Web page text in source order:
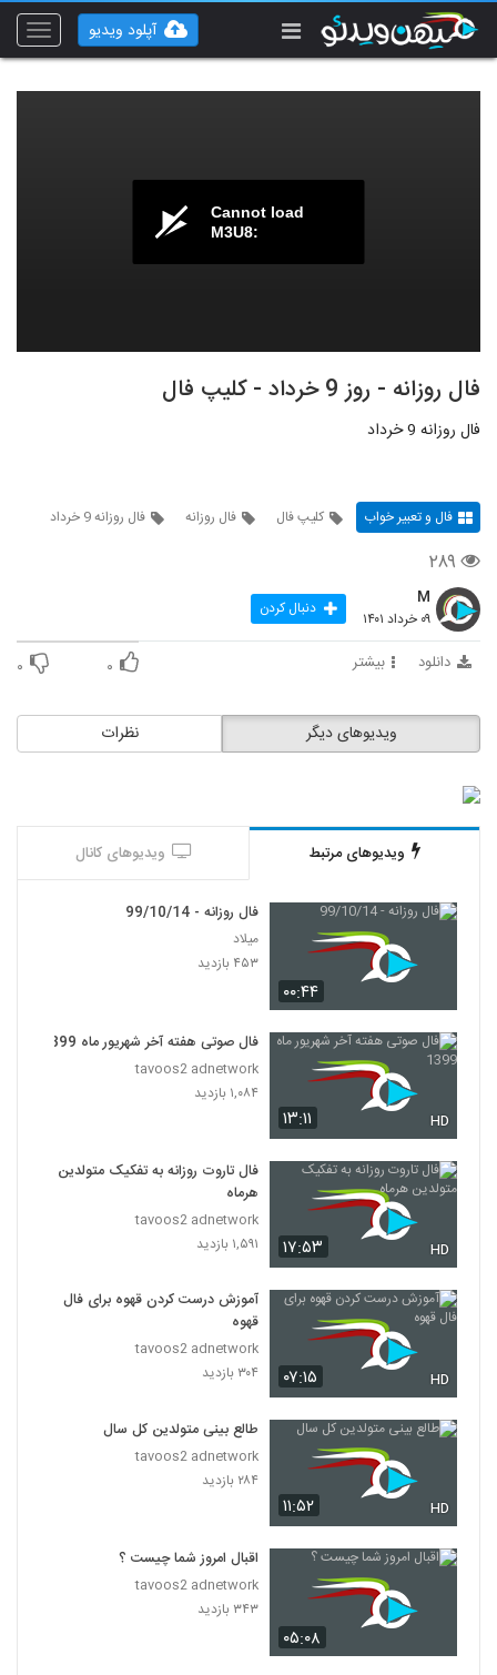
Toggle
آپلود ویدیو
Cannot load
M3U8:
فال روزانه - روز 9 خرداد - کلیپ فال
فال روزانه 9 خرداد
فال و تعبیر خواب کلیپ فال فال روزانه فال روزانه 9 خرداد
۲۸۹
M
۰۹ خرداد ۱۴۰۱ دنبال کردن
دانلود بیشتر ۰ ۰
نظرات ویدیوهای دیگر
ویدیوهای مرتبط ویدیوهای کانال
۰۰:۴۴
فال روزانه - 99/10/14
میلاد
۴۵۳ بازدید
۱۳:۱۱ HD
فال صوتی هفته آخر شهریور ماه 1399
tavoos2 adnetwork
۱,۰۸۴ بازدید
۱۷:۵۳ HD
فال تاروت روزانه به تفکیک متولدین
هرماه
tavoos2 adnetwork
۱,۵۹۱ بازدید
۰۷:۱۵ HD
آموزش درست کردن قهوه برای فال
قهوه
tavoos2 adnetwork
۳۰۴ بازدید
۱۱:۵۲ HD
طالع بینی متولدین کل سال
tavoos2 adnetwork
۲۸۴ بازدید
۰۵:۰۸
اقبال امروز شما چیست ؟
tavoos2 adnetwork
۳۴۳ بازدید